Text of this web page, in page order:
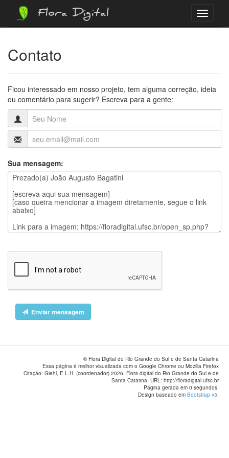
Menu
Flora Digital
Contato
Ficou interessado em nosso projeto, tem alguma correção, ideia
ou comentário para sugerir? Escreva para a gente:
Sua mensagem:
Enviar mensagem
© Flora Digital do Rio Grande do Sul e de Santa Catarina
Essa página é melhor visualizada com o Google Chrome ou Mozilla Firefox
Citação: Giehl, E.L.H. (coordenador) 2026. Flora digital do Rio Grande do Sul e de
Santa Catarina. URL: http://floradigital.ufsc.br
Página gerada em 0 segundos.
Design baseado em Bootstrap v3.